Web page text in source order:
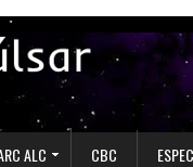
ALC CBC